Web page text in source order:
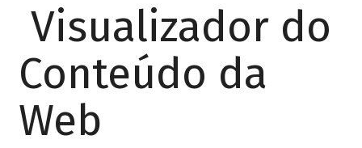
Visualizador do
Conteúdo da
Web